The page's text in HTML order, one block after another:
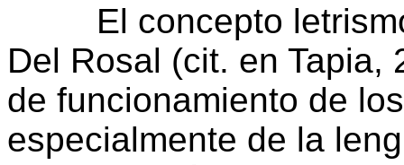
El concepto
Del Rosal (cit. en Tapia,
de funcionamiento de
especialmente de la